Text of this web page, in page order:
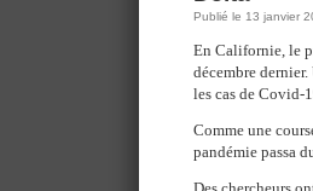
Publié le 13 janvier
En Californie, le
décembre
les cas de Covid-
Comme une
pandémie passa